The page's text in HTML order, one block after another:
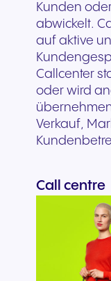
Kunden
abwickelt.
auf aktive
Callcenter
oder wird
Verkauf,
Call centre